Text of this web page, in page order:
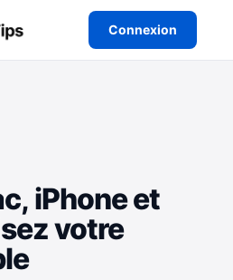
Connexion
iPhone et
votre